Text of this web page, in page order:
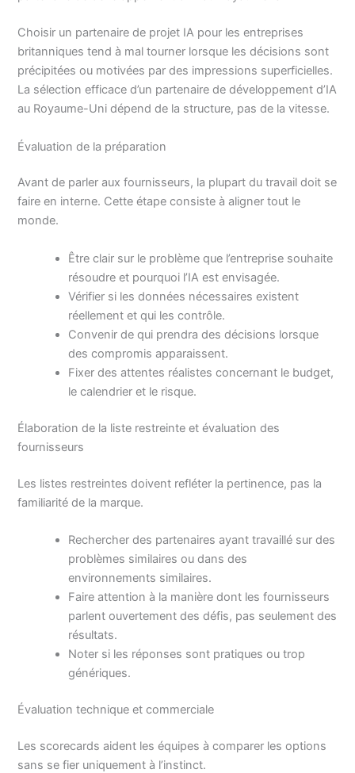
Choisir un partenaire de projet IA pour les entreprises
britanniques tend à mal tourner lorsque les décisions sont
précipitées ou motivées par des impressions superficielles.
La sélection efficace d’un partenaire de développement d’IA
au Royaume-Uni dépend de la structure, pas de la vitesse.
Évaluation de la préparation
Avant de parler aux fournisseurs, la plupart du travail doit se
faire en interne. Cette étape consiste à aligner tout le
monde.
Être clair sur le problème que l’entreprise souhaite
résoudre et pourquoi l’IA est envisagée.
Vérifier si les données nécessaires existent
réellement et qui les contrôle.
Convenir de qui prendra des décisions lorsque
des compromis apparaissent.
Fixer des attentes réalistes concernant le budget,
le calendrier et le risque.
Élaboration de la liste restreinte et évaluation des
fournisseurs
Les listes restreintes doivent refléter la pertinence, pas la
familiarité de la marque.
Rechercher des partenaires ayant travaillé sur des
problèmes similaires ou dans des
environnements similaires.
Faire attention à la manière dont les fournisseurs
parlent ouvertement des défis, pas seulement des
résultats.
Noter si les réponses sont pratiques ou trop
génériques.
Évaluation technique et commerciale
Les scorecards aident les équipes à comparer les options
sans se fier uniquement à l’instinct.